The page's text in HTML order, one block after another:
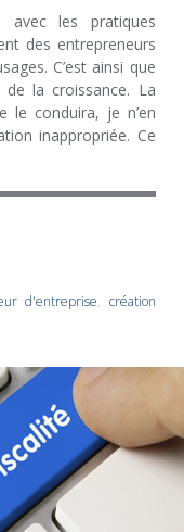
avec les pratiques
des entrepreneurs
C’est ainsi que
la croissance. La
le conduira, je n’en
inappropriée. Ce
d'entreprise, création